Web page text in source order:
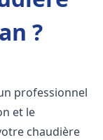
?
professionnel
et le
chaudière